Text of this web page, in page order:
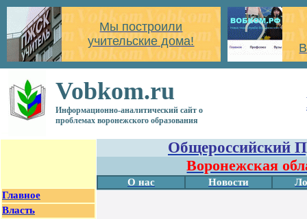
Мы построили
учительские дома!
Vobkom.ru
Информационно-аналитический сайт о
проблемах воронежского образования
Главное
Власть
Общероссийский
Воронежская
О нас Новости